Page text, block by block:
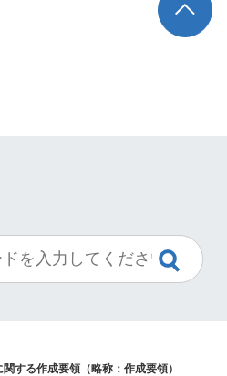
する作成要領（略称：作成要領）